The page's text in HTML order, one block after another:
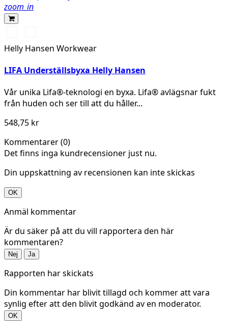
zoom_in
BLACKNAVY
Helly Hansen Workwear
LIFA Underställsbyxa Helly Hansen
Vår unika Lifa®-teknologi en byxa. Lifa® avlägsnar fukt
från huden och ser till att du håller...
548,75 kr
Kommentarer (0)
Det finns inga kundrecensioner just nu.
Din uppskattning av recensionen kan inte skickas
OK
Anmäl kommentar
Är du säker på att du vill rapportera den här
kommentaren?
Nej Ja
Rapporten har skickats
Din kommentar har blivit tillagd och kommer att vara
synlig efter att den blivit godkänd av en moderator.
OK